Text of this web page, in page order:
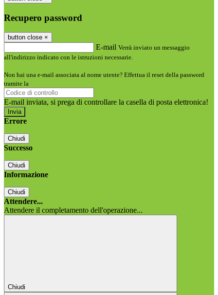
Recupero password
button close ×
E-mail Verrà inviato un messaggio
all'indirizzo indicato con le istruzioni necessarie.
Non hai una e-mail associata al nome utente? Effettua il reset della password
tramite la
E-mail inviata, si prega di controllare la casella di posta elettronica!
Errore
Chiudi
Successo
Chiudi
Informazione
Chiudi
Attendere...
Attendere il completamento dell'operazione...
Chiudi